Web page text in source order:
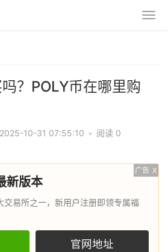
？POLY币在哪里购
10-31 07:55:10 • 阅读 0
广告 X
新版本
交易所之一，新用户注册即领专属福
官网地址